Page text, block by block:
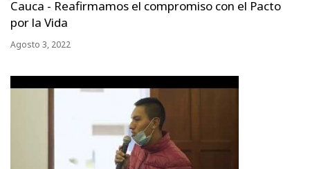
Cauca - Reafirmamos el compromiso con el Pacto
por la Vida
Agosto 3, 2022